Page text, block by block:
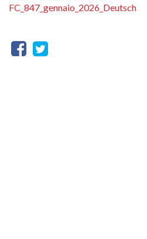
FC_847_gennaio_2026_Deutsch